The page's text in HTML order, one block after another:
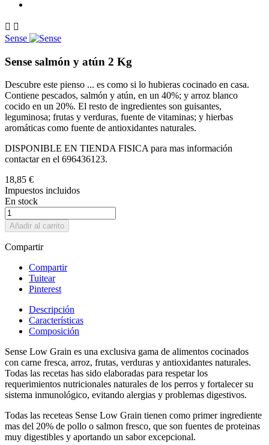
 
Sense
Sense salmón y atún 2 Kg
Descubre este pienso ... es como si lo hubieras cocinado en casa.
Contiene pescados, salmón y atún, en un 40%; y arroz blanco
cocido en un 20%. El resto de ingredientes son guisantes,
leguminosa; frutas y verduras, fuente de vitaminas; y hierbas
aromáticas como fuente de antioxidantes naturales.
DISPONIBLE EN TIENDA FISICA para mas información
contactar en el 696436123.
18,85 €
Impuestos incluidos
En stock
Añadir al carrito
Compartir
Compartir
Tuitear
Pinterest
Descripción
Características
Composición
Sense Low Grain es una exclusiva gama de alimentos cocinados
con carne fresca, arroz, frutas, verduras y antioxidantes naturales.
Todas las recetas has sido elaboradas para respetar los
requerimientos nutricionales naturales de los perros y fortalecer su
sistema inmunológico, evitando alergias y problemas digestivos.
Todas las receteas Sense Low Grain tienen como primer ingrediente
mas del 20% de pollo o salmon fresco, que son fuentes de proteinas
muy digestibles y aportando un sabor excepcional.